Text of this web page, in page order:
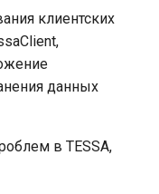
клиентских
данных
в TESSA,